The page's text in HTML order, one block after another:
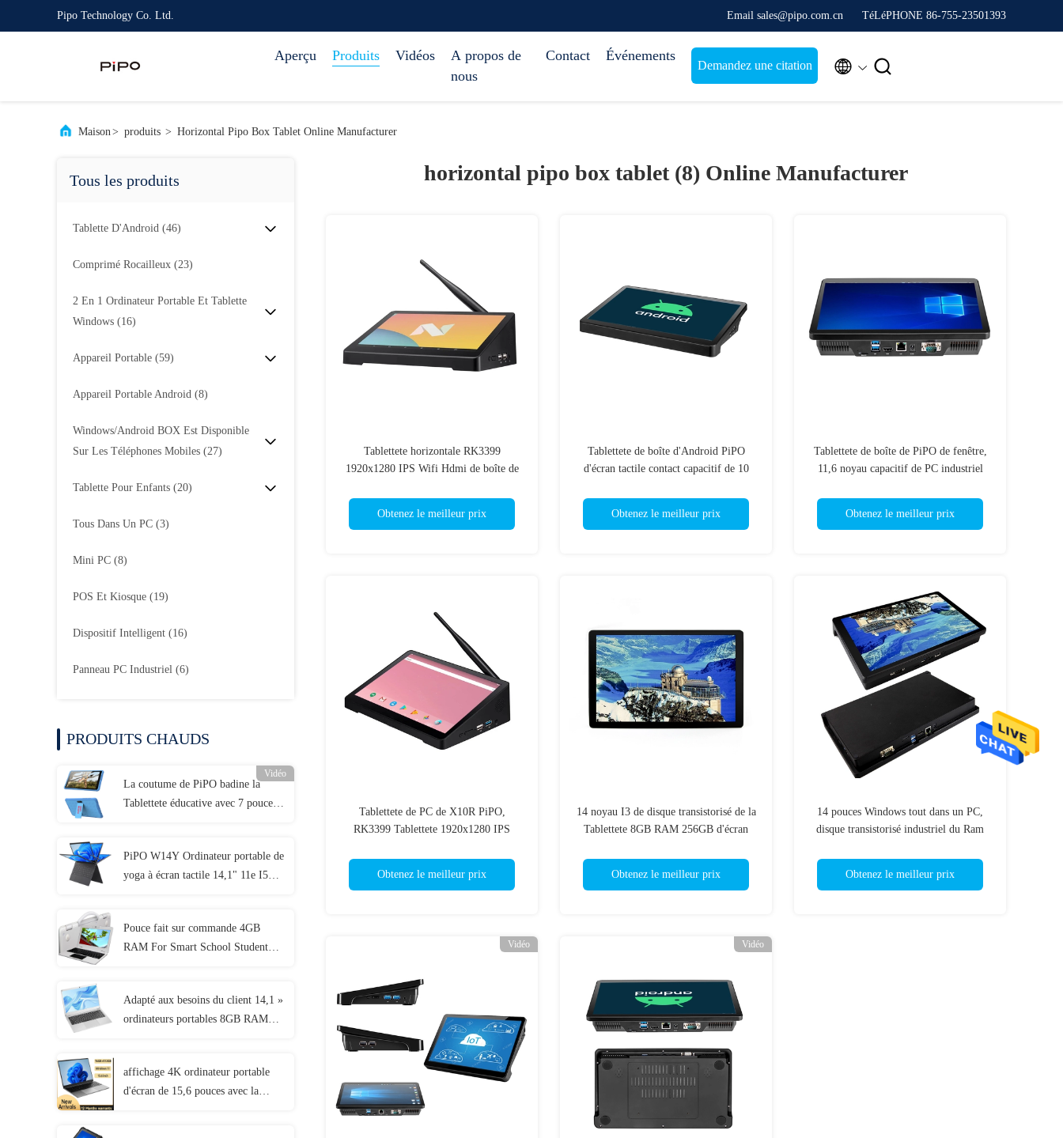
Pipo Technology Co. Ltd. Email sales@pipo.com.cn TéLéPHONE 86-755-23501393
Aperçu Produits Vidéos
A propos de
nous
Contact Événements
Demandez une citation  
Maison> produits > Horizontal Pipo Box Tablet Online Manufacturer
Tous les produits
Tablette D'Android (46)
Comprimé Rocailleux (23)
2 En 1 Ordinateur Portable Et Tablette
Windows (16)
Appareil Portable (59)
Appareil Portable Android (8)
Windows/Android BOX Est Disponible
Sur Les Téléphones Mobiles (27)
Tablette Pour Enfants (20)
Tous Dans Un PC (3)
Mini PC (8)
POS Et Kiosque (19)
Dispositif Intelligent (16)
Panneau PC Industriel (6)
PRODUITS CHAUDS
Vidéo
La coutume de PiPO badine la
Tablettete éducative avec 7 pouces
PiPO W14Y Ordinateur portable de
yoga à écran tactile 14,1" 11e I5
Pouce fait sur commande 4GB
RAM For Smart School Student
Adapté aux besoins du client 14,1 »
ordinateurs portables 8GB RAM
affichage 4K ordinateur portable
d'écran de 15,6 pouces avec la
horizontal pipo box tablet (8) Online Manufacturer
Tablettete horizontale RK3399
1920x1280 IPS Wifi Hdmi de boîte de
Obtenez le meilleur prix
Tablettete de boîte d'Android PiPO
d'écran tactile contact capacitif de 10
Obtenez le meilleur prix
Tablettete de boîte de PiPO de fenêtre,
11,6 noyau capacitif de PC industriel
Obtenez le meilleur prix
Tablettete de PC de X10R PiPO,
RK3399 Tablettete 1920x1280 IPS
Obtenez le meilleur prix
14 noyau I3 de disque transistorisé de la
Tablettete 8GB RAM 256GB d'écran
Obtenez le meilleur prix
14 pouces Windows tout dans un PC,
disque transistorisé industriel du Ram
Obtenez le meilleur prix
Vidéo Vidéo